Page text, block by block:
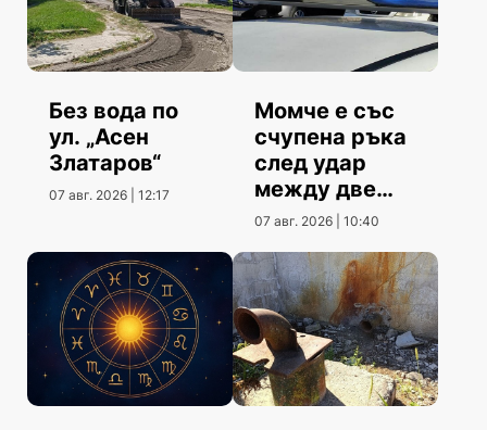
Без вода по
ул. „Асен
Златаров“
07 авг. 2026 | 12:17
Момче е със
счупена ръка
след удар
между две
коли
07 авг. 2026 | 10:40